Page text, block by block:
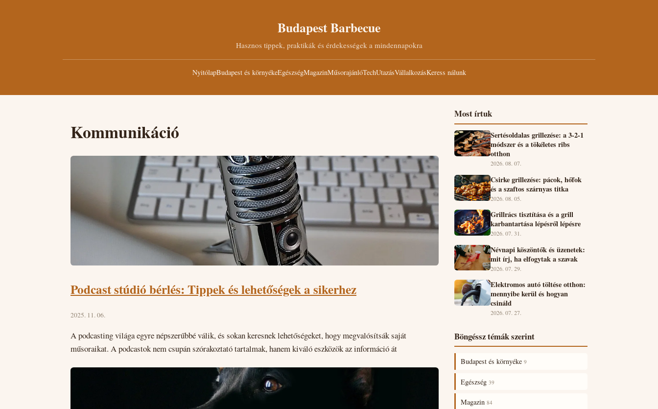
Budapest Barbecue
Hasznos tippek, praktikák és érdekességek a mindennapokra
NyitólapBudapest és környékeEgészségMagazinMűsorajánlóTechUtazásVállalkozásKeress nálunk
Kommunikáció
Podcast stúdió bérlés: Tippek és lehetőségek a sikerhez
2025. 11. 06.
A podcasting világa egyre népszerűbbé válik, és sokan keresnek lehetőségeket, hogy megvalósítsák saját
műsoraikat. A podcastok nem csupán szórakoztató tartalmak, hanem kiváló eszközök az információ át
Most írtuk
Sertésoldalas grillezése: a 3-2-1
módszer és a tökéletes ribs
otthon
2026. 08. 07.
Csirke grillezése: pácok, hőfok
és a szaftos szárnyas titka
2026. 08. 05.
Grillrács tisztítása és a grill
karbantartása lépésről lépésre
2026. 07. 31.
Névnapi köszöntők és üzenetek:
mit írj, ha elfogytak a szavak
2026. 07. 29.
Elektromos autó töltése otthon:
mennyibe kerül és hogyan
csináld
2026. 07. 27.
Böngéssz témák szerint
Budapest és környéke 9
Egészség 39
Magazin 84